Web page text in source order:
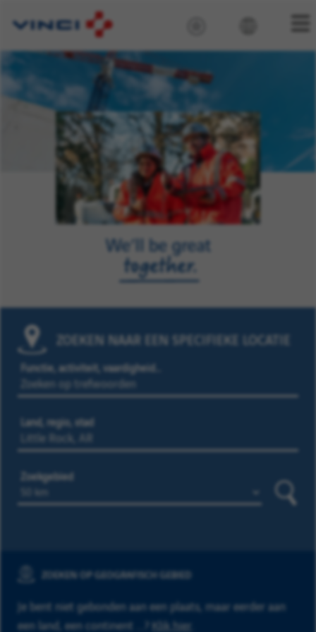
ZOEKEN NAAR EEN SPECIFIEKE LOCATIE
Functie, activiteit, vaardigheid…
Land, regio, stad
Zoekgebied
ZOEKEN OP GEOGRAFISCH GEBIED
Je bent niet gebonden aan een plaats, maar eerder aan
een land, een continent ...? Klik hier